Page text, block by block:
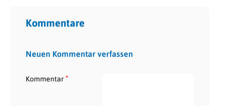
Kommentare
Neuen Kommentar verfassen
Kommentar*